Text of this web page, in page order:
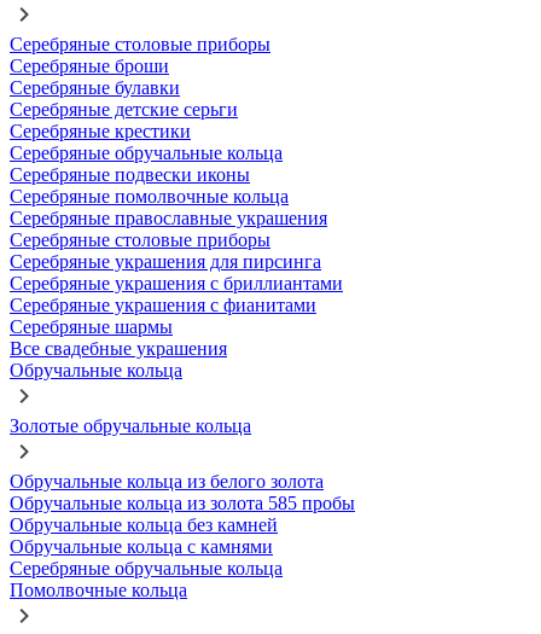
Серебряные столовые приборы
Серебряные броши
Серебряные булавки
Серебряные детские серьги
Серебряные крестики
Серебряные обручальные кольца
Серебряные подвески иконы
Серебряные помолвочные кольца
Серебряные православные украшения
Серебряные столовые приборы
Серебряные украшения для пирсинга
Серебряные украшения с бриллиантами
Серебряные украшения с фианитами
Серебряные шармы
Все свадебные украшения
Обручальные кольца
Золотые обручальные кольца
Обручальные кольца из белого золота
Обручальные кольца из золота 585 пробы
Обручальные кольца без камней
Обручальные кольца с камнями
Серебряные обручальные кольца
Помолвочные кольца